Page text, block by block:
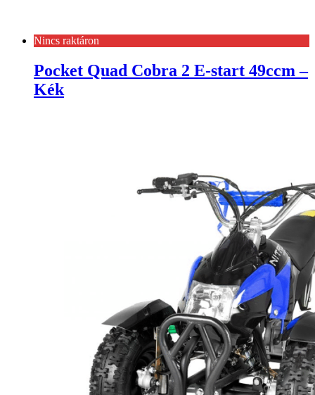
Nincs raktáron
Pocket Quad Cobra 2 E-start 49ccm –
Kék